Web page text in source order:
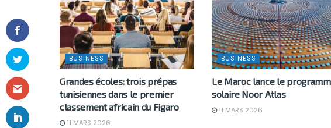
BUSINESS
Grandes écoles: trois prépas
tunisiennes dans le premier
classement africain du Figaro
11 MARS 2026
BUSINESS
Le Maroc lance le
solaire Noor Atlas
11 MARS 2026